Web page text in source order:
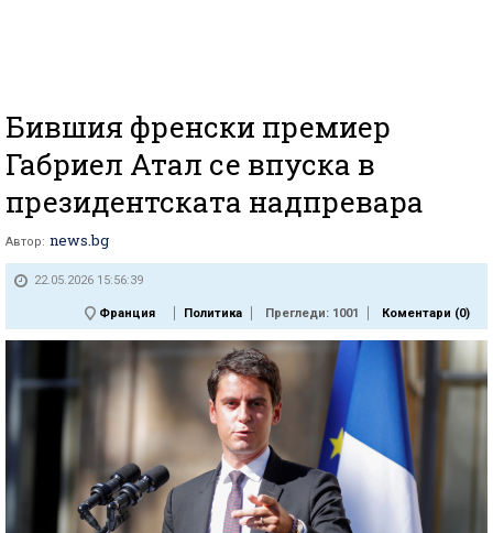
Бившия френски премиер
Габриел Атал се впуска в
президентската надпревара
Автор: news.bg
22.05.2026 15:56:39
Франция Политика Прегледи: 1001 Коментари (0)